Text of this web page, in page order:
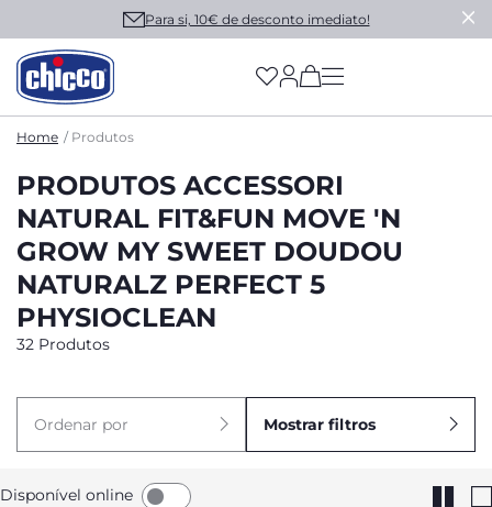
Para si, 10€ de desconto imediato!
(has more options
Home Produtos
PRODUTOS ACCESSORI
NATURAL FIT&FUN MOVE 'N
GROW MY SWEET DOUDOU
NATURALZ PERFECT 5
PHYSIOCLEAN
32 Produtos
Ordenar por Mostrar filtros
Disponível online